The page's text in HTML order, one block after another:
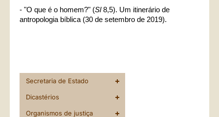
- "O que é o homem?" (Sl8,5). Um itinerário de
antropologia bíblica (30 de setembro de 2019).
Secretaria de Estado
Dicastérios
Organismos de justiça